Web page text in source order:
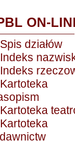
ON-
Spis działów
Indeks
Indeks
Kartoteka
Kartoteka
Kartoteka